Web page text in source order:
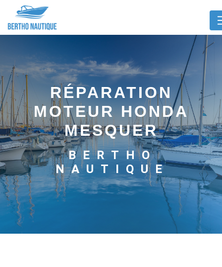
RÉPARATION
MOTEUR HONDA
MESQUER
BERTHO
NAUTIQUE
Panneau de gestion des cookies